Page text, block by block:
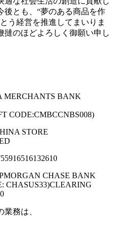
後とも、“夢のある商品を作
う経営を推進してまいりま
撻のほどよろしく御願い申し
MERCHANTS BANK
CODE:CMBCCNBS008)
STORE
CHASE BANK
CHASUS33)CLEARING
務は、